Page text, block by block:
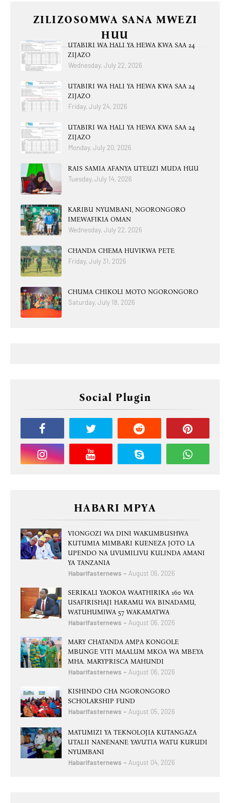
ZILIZOSOMWA SANA MWEZI
HUU
UTABIRI WA HALI YA HEWA KWA SAA 24
ZIJAZO
Wednesday, July 22, 2026
UTABIRI WA HALI YA HEWA KWA SAA 24
ZIJAZO
Friday, July 24, 2026
UTABIRI WA HALI YA HEWA KWA SAA 24
ZIJAZO
Monday, July 20, 2026
RAIS SAMIA AFANYA UTEUZI MUDA HUU
Tuesday, July 14, 2026
KARIBU NYUMBANI, NGORONGORO
IMEWAFIKIA OMAN
Wednesday, July 22, 2026
CHANDA CHEMA HUVIKWA PETE
Friday, July 31, 2026
CHUMA CHIKOLI MOTO NGORONGORO
Saturday, July 18, 2026
Social Plugin
HABARI MPYA
VIONGOZI WA DINI WAKUMBUSHWA
KUTUMIA MIMBARI KUENEZA JOTO LA
UPENDO NA UVUMILIVU KULINDA AMANI
YA TANZANIA
Habarifasternews August 06, 2026
SERIKALI YAOKOA WAATHIRIKA 160 WA
USAFIRISHAJI HARAMU WA BINADAMU,
WATUHUMIWA 57 WAKAMATWA
Habarifasternews August 06, 2026
MARY CHATANDA AMPA KONGOLE
MBUNGE VITI MAALUM MKOA WA MBEYA
MHA. MARYPRISCA MAHUNDI
Habarifasternews August 06, 2026
KISHINDO CHA NGORONGORO
SCHOLARSHIP FUND
Habarifasternews August 05, 2026
MATUMIZI YA TEKNOLOJIA KUTANGAZA
UTALII NANENANE YAVUTIA WATU KURUDI
NYUMBANI
Habarifasternews August 04, 2026